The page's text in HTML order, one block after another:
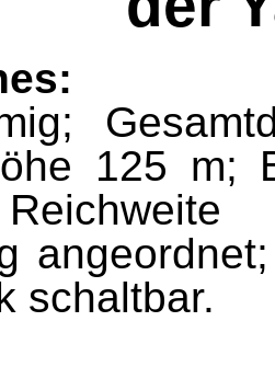
125 m;
schaltbar.